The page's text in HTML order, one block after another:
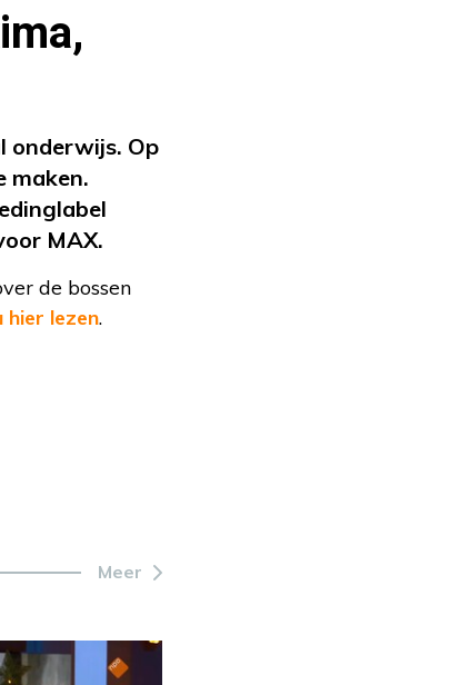
onderwijs. Op
maken.
MAX.
de bossen
hier lezen.
Meer